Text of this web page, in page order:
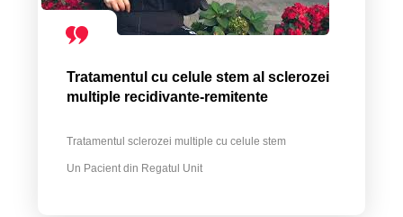
Tratamentul cu celule stem al sclerozei
multiple recidivante-remitente
Tratamentul sclerozei multiple cu celule stem
Un Pacient din Regatul Unit